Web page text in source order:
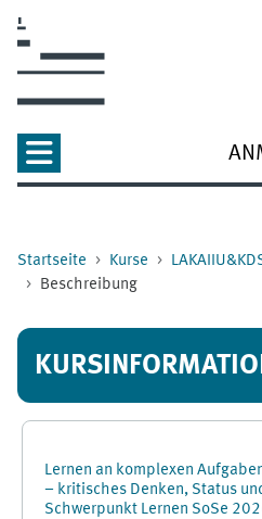
Startseite Kurse
Beschreibung
Lernen an komplexen
– kritisches Denken, Status
Schwerpunkt Lernen SoSe